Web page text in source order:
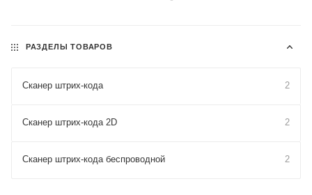
РАЗДЕЛЫ ТОВАРОВ
Сканер штрих-кода 2
Сканер штрих-кода 2D 2
Сканер штрих-кода беспроводной 2